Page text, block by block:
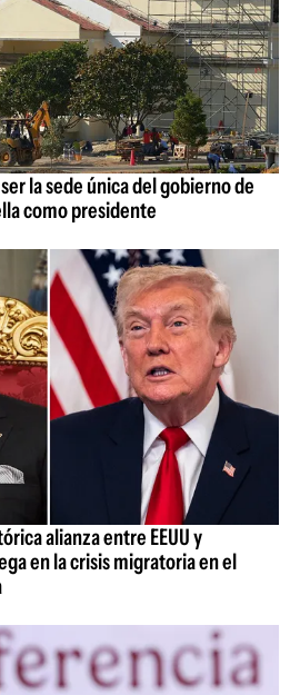
la sede única del gobierno de
como presidente
alianza entre EEUU y
en la crisis migratoria en el